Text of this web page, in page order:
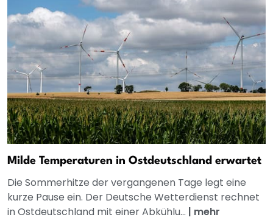
Milde Temperaturen in Ostdeutschland erwartet
Die Sommerhitze der vergangenen Tage legt eine
kurze Pause ein. Der Deutsche Wetterdienst rechnet
in Ostdeutschland mit einer Abkühlu... | mehr